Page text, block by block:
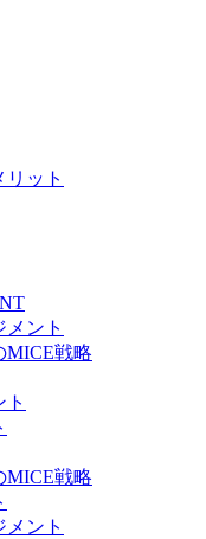
ット
ント
MICE戦略
MICE戦略
ント